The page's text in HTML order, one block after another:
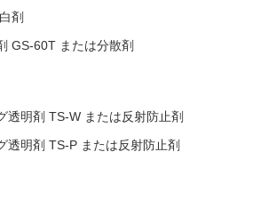
剤
GS-60T または分散剤
透明剤 TS-W または反射防止剤
透明剤 TS-P または反射防止剤